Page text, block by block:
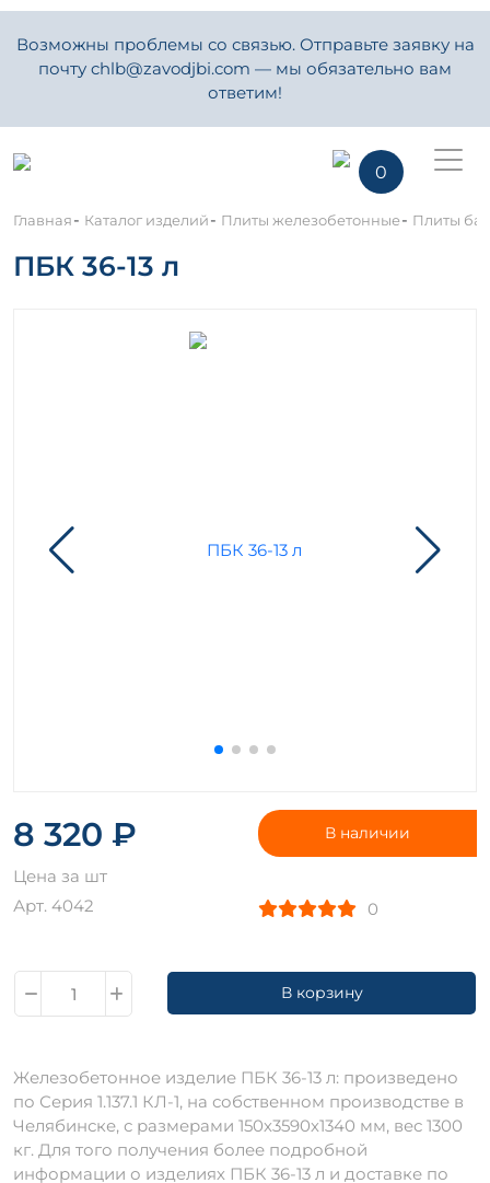
Возможны проблемы со связью. Отправьте заявку на
почту chlb@zavodjbi.com — мы обязательно вам
ответим!
0
Главная- Каталог изделий- Плиты железобетонные- Плиты
ПБК 36-13 л
8 320 ₽
Цена за шт
Арт. 4042
В наличии
0
В корзину
Железобетонное изделие ПБК 36-13 л: произведено
по Серия 1.137.1 КЛ-1, на собственном производстве в
Челябинске, с размерами 150х3590х1340 мм, вес 1300
кг. Для того получения более подробной
информации о изделиях ПБК 36-13 л и доставке по